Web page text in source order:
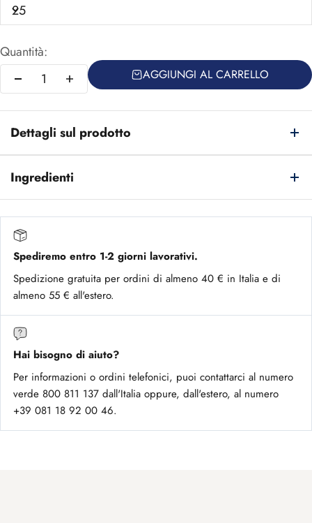
25
Quantità:
AGGIUNGI AL CARRELLO
Dettagli sul prodotto
Ingredienti
Spediremo entro 1-2 giorni lavorativi.
Spedizione gratuita per ordini di almeno 40 € in Italia e di
almeno 55 € all'estero.
Hai bisogno di aiuto?
Per informazioni o ordini telefonici, puoi contattarci al numero
verde 800 811 137 dall'Italia oppure, dall'estero, al numero
+39 081 18 92 00 46.